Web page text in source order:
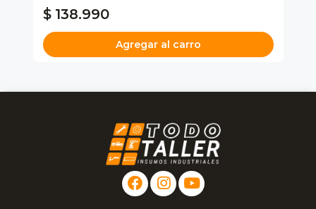
$ 138.990
Agregar al carro